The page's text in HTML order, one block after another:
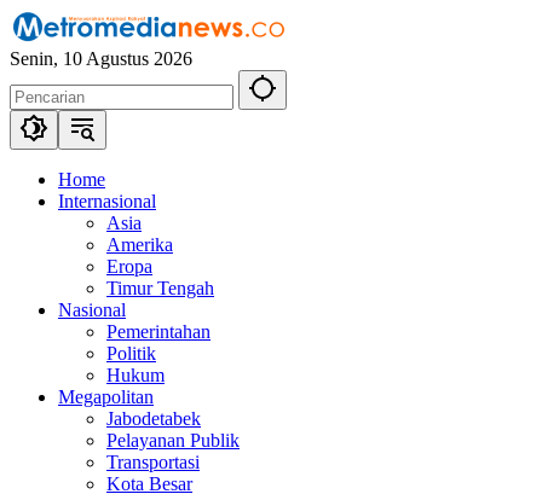
Langsung
ke
konten
Senin, 10 Agustus 2026
Home
Internasional
Asia
Amerika
Eropa
Timur Tengah
Nasional
Pemerintahan
Politik
Hukum
Megapolitan
Jabodetabek
Pelayanan Publik
Transportasi
Kota Besar